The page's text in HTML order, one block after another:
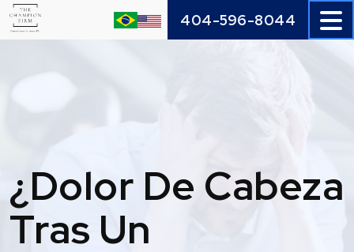
Skip
to
404-596-8044
¿Dolor De Cabeza
Tras Un